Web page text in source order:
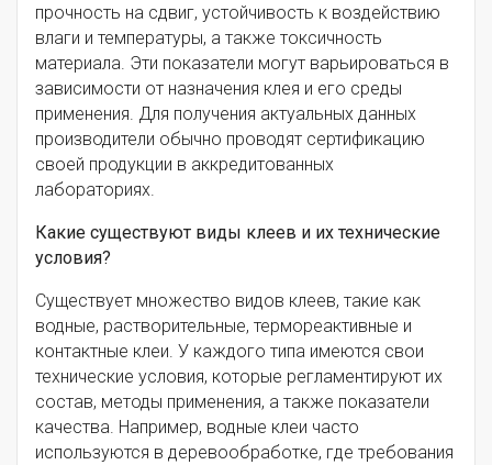
прочность на сдвиг, устойчивость к воздействию
влаги и температуры, а также токсичность
материала. Эти показатели могут варьироваться в
зависимости от назначения клея и его среды
применения. Для получения актуальных данных
производители обычно проводят сертификацию
своей продукции в аккредитованных
лабораториях.
Какие существуют виды клеев и их технические
условия?
Существует множество видов клеев, такие как
водные, растворительные, термореактивные и
контактные клеи. У каждого типа имеются свои
технические условия, которые регламентируют их
состав, методы применения, а также показатели
качества. Например, водные клеи часто
используются в деревообработке, где требования